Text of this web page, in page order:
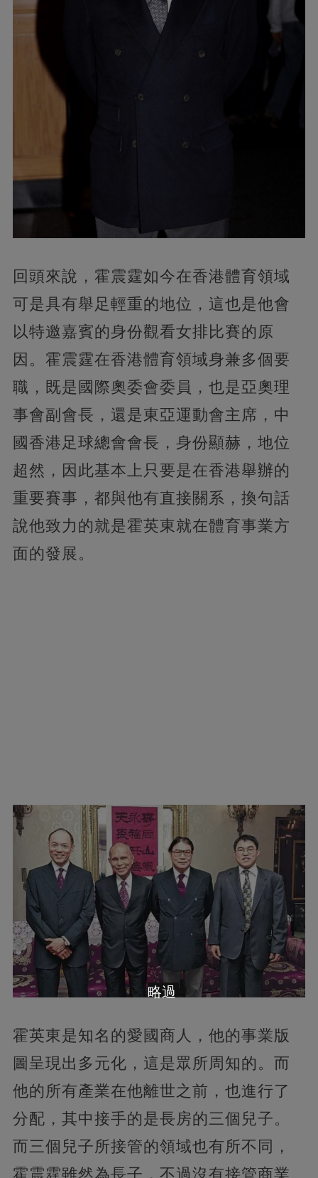
回頭來說，霍震霆如今在香港體育領域
可是具有舉足輕重的地位，這也是他會
以特邀嘉賓的身份觀看女排比賽的原
因。霍震霆在香港體育領域身兼多個要
職，既是國際奧委會委員，也是亞奧理
事會副會長，還是東亞運動會主席，中
國香港足球總會會長，身份顯赫，地位
超然，因此基本上只要是在香港舉辦的
重要賽事，都與他有直接關系，換句話
說他致力的就是霍英東就在體育事業方
面的發展。
霍英東是知名的愛國商人，他的事業版
圖呈現出多元化，這是眾所周知的。而
他的所有產業在他離世之前，也進行了
分配，其中接手的是長房的三個兒子。
而三個兒子所接管的領域也有所不同，
霍震霆雖然為長子，不過沒有接管商業
略過